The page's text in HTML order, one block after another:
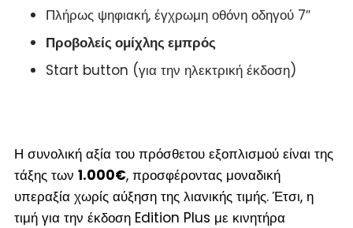
Πλήρως ψηφιακή, έγχρωμη οθόνη οδηγού 7″
Προβολείς ομίχλης εμπρός
Start button (για την ηλεκτρική έκδοση)
Η συνολική αξία του πρόσθετου εξοπλισμού είναι της
τάξης των 1.000€, προσφέροντας μοναδική
υπεραξία χωρίς αύξηση της λιανικής τιμής. Έτσι, η
τιμή για την έκδοση Edition Plus με κινητήρα